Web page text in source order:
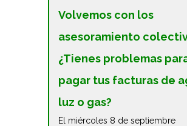
Volvemos con los
asesoramiento
¿Tienes problemas
pagar tus facturas de
luz o gas?
El miércoles 8 de septiembre